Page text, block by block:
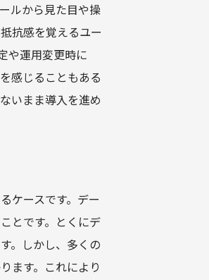
ルから見た目や操
抗感を覚えるユー
や運用変更時に
感じることもある
いまま導入を進め
ケースです。デー
とです。とくにデ
。しかし、多くの
ます。これにより